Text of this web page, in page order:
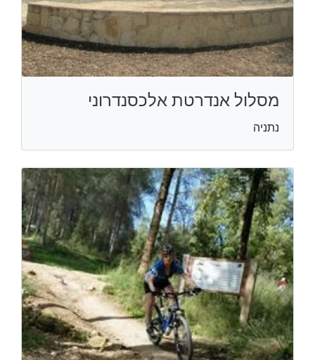
מסלול אנדרטת אלכסנדרוני
נתניה